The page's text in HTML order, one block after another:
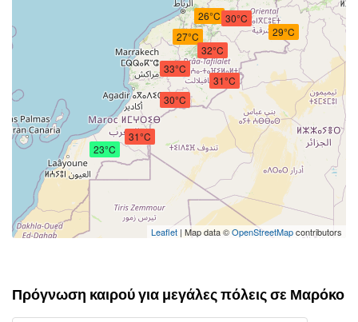
27°C
26°C 30°C
30°C
23°C
31°C
33°C
32°C
29°C
31°C
Leaflet | Map data ©OpenStreetMapcontributors
Πρόγνωση καιρού για μεγάλες πόλεις σε Μαρόκο